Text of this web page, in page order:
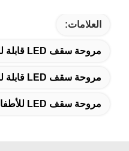
العلامات:
مروحة سقف LED قابلة للتعتيم 110 فولت
مروحة سقف LED قابلة للتعتيم بخمس سرعات
مروحة سقف LED للأطفال 220 فولت